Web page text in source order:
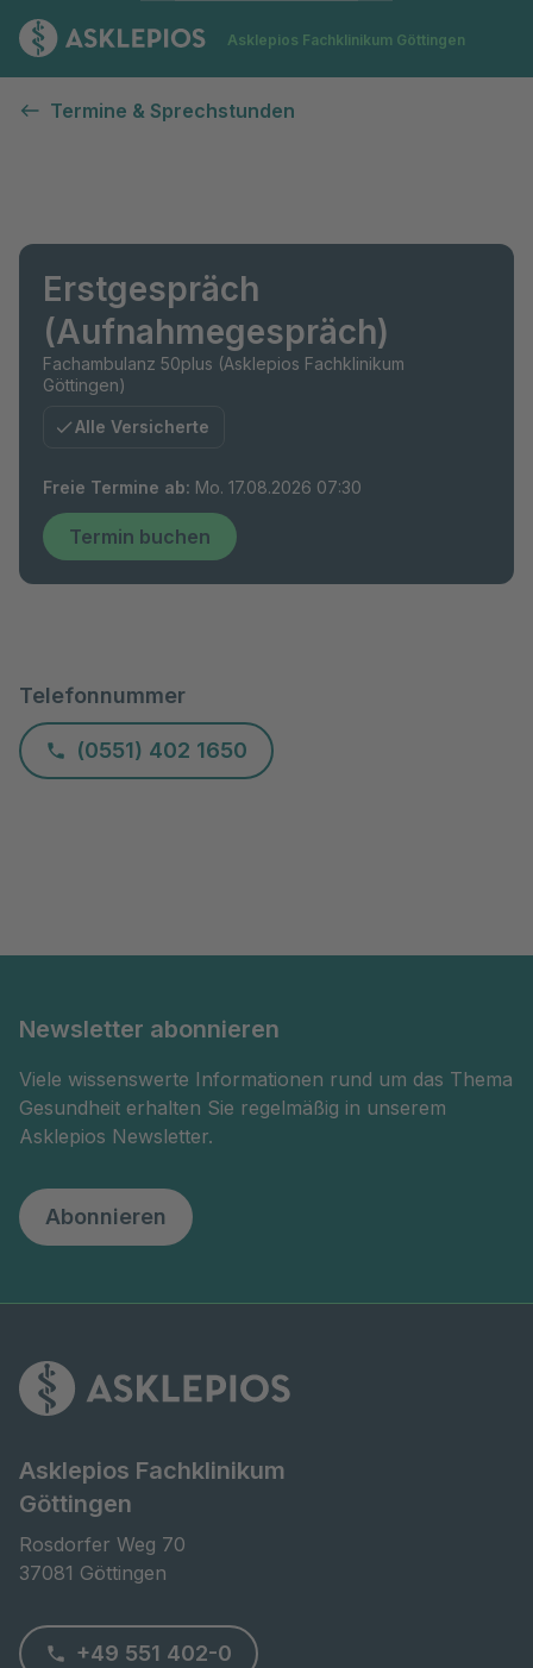
Zur Startseite
Asklepios Fachklinikum Göttingen
Termine & Sprechstunden
Erstgespräch
(Aufnahmegespräch)
Fachambulanz 50plus (Asklepios Fachklinikum
Göttingen)
Alle Versicherte
Freie Termine ab: Mo. 17.08.2026 07:30
Termin buchen
Telefonnummer
(0551) 402 1650
Newsletter abonnieren
Viele wissenswerte Informationen rund um das Thema
Gesundheit erhalten Sie regelmäßig in unserem
Asklepios Newsletter.
Abonnieren
Asklepios Fachklinikum
Göttingen
Rosdorfer Weg 70
37081 Göttingen
+49 551 402-0